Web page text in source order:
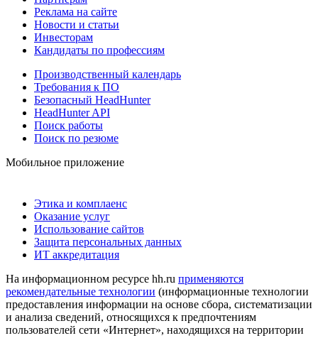
Реклама на сайте
Новости и статьи
Инвесторам
Кандидаты по профессиям
Производственный календарь
Требования к ПО
Безопасный HeadHunter
HeadHunter API
Поиск работы
Поиск по резюме
Мобильное приложение
Этика и комплаенс
Оказание услуг
Использование сайтов
Защита персональных данных
ИТ аккредитация
На информационном ресурсе hh.ru применяются
рекомендательные технологии (информационные технологии
предоставления информации на основе сбора, систематизации
и анализа сведений, относящихся к предпочтениям
пользователей сети «Интернет», находящихся на территории